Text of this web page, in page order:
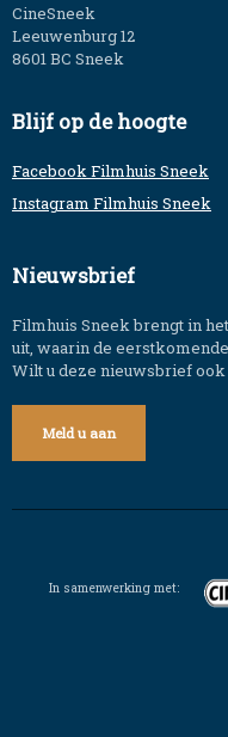
CineSneek
Leeuwenburg 12
8601 BC Sneek
Blijf op de hoogte
Facebook Filmhuis Sneek
Instagram Filmhuis Sneek
Nieuwsbrief
Filmhuis Sneek brengt in
uit, waarin de
Wilt u deze nieuwsbrief ook
Meld u aan
In samenwerking met: